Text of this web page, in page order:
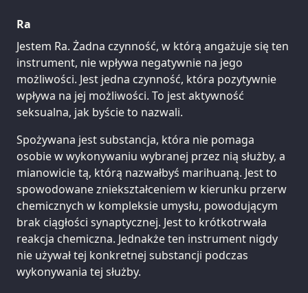
Ra
Jestem Ra. Żadna czynność, w którą angażuje się ten
instrument, nie wpływa negatywnie na jego
możliwości. Jest jedna czynność, która pozytywnie
wpływa na jej możliwości. To jest aktywność
seksualna, jak byście to nazwali.
Spożywana jest substancja, która nie pomaga
osobie w wykonywaniu wybranej przez nią służby, a
mianowicie tą, którą nazwałbyś marihuaną. Jest to
spowodowane zniekształceniem w kierunku przerw
chemicznych w kompleksie umysłu, powodującym
brak ciągłości synaptycznej. Jest to krótkotrwała
reakcja chemiczna. Jednakże ten instrument nigdy
nie używał tej konkretnej substancji podczas
wykonywania tej służby.